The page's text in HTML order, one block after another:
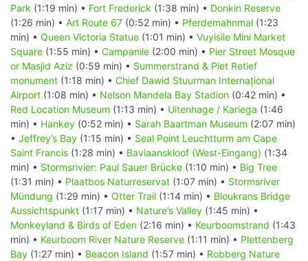
Park (1:19 min) • Fort Frederick (1:38 min) • Donkin Reserve
(1:26 min) • Art Route 67 (0:52 min) • Pferdemahnmal (1:23
min) • Queen Victoria Statue (1:01 min) • Vuyisile Mini Market
Square (1:55 min) • Campanile (2:00 min) • Pier Street Mosque
or Masjid Aziz (0:59 min) • Summerstrand & Piet Retief
monument (1:18 min) • Chief Dawid Stuurman Internațional
Airport (1:08 min) • Nelson Mandela Bay Stadion (0:42 min) •
Red Location Museum (1:13 min) • Uitenhage / Kariega (1:46
min) • Hankey (0:52 min) • Sarah Baartman Museum (2:07 min)
• Jeffrey’s Bay (1:15 min) • Seal Point Leuchtturm am Cape
Saint Francis (1:28 min) • Baviaanskloof (West-Eingang) (1:34
min) • Stormsrivier: Paul Sauer Brücke (1:10 min) • Big Tree
(1:31 min) • Plaatbos Naturreservat (1:07 min) • Stormsriver
Mündung (1:29 min) • Otter Trail (1:14 min) • Bloukrans Bridge
Aussichtspunkt (1:17 min) • Nature’s Valley (1:45 min) •
Monkeyland & Birds of Eden (2:16 min) • Keurboomstrand (1:43
min) • Keurboom River Nature Reserve (1:11 min) • Plettenberg
Bay (1:27 min) • Beacon Island (1:57 min) • Robberg Nature